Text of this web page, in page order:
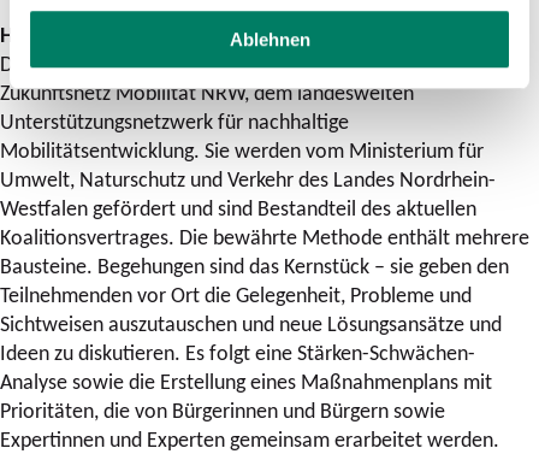
Ablehnen
Hintergrund
Die „Fußverkehrs-Checks NRW“ sind ein Angebot des
Zukunftsnetz Mobilität NRW, dem landesweiten
Unterstützungsnetzwerk für nachhaltige
Mobilitätsentwicklung. Sie werden vom Ministerium für
Umwelt, Naturschutz und Verkehr des Landes Nordrhein-
Westfalen gefördert und sind Bestandteil des aktuellen
Koalitionsvertrages. Die bewährte Methode enthält mehrere
Bausteine. Begehungen sind das Kernstück – sie geben den
Teilnehmenden vor Ort die Gelegenheit, Probleme und
Sichtweisen auszutauschen und neue Lösungsansätze und
Ideen zu diskutieren. Es folgt eine Stärken-Schwächen-
Analyse sowie die Erstellung eines Maßnahmenplans mit
Prioritäten, die von Bürgerinnen und Bürgern sowie
Expertinnen und Experten gemeinsam erarbeitet werden.